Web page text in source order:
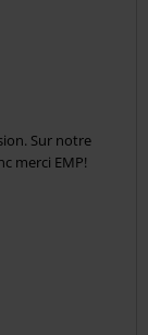
Sur notre
merci EMP!